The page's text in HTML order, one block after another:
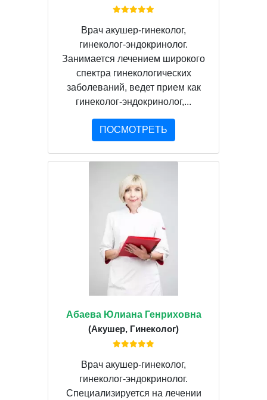
Врач акушер-гинеколог,
гинеколог-эндокринолог.
Занимается лечением широкого
спектра гинекологических
заболеваний, ведет прием как
гинеколог-эндокринолог,...
ПОСМОТРЕТЬ
Абаева Юлиана Генриховна
(Акушер, Гинеколог)
Врач акушер-гинеколог,
гинеколог-эндокринолог.
Специализируется на лечении